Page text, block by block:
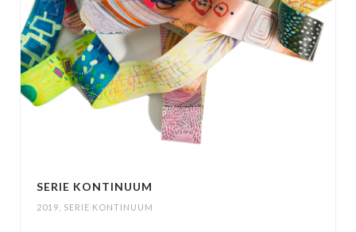
SERIE KONTINUUM
2019 SERIE KONTINUUM